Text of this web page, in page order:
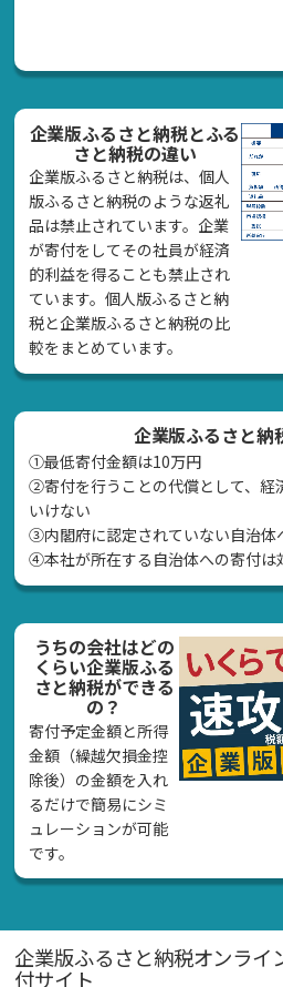
企業版ふるさと納税とふる
さと納税の違い
企業版ふるさと納税は、個人
版ふるさと納税のような返礼
品は禁止されています。企業
が寄付をしてその社員が経済
的利益を得ることも禁止され
ています。個人版ふるさと納
税と企業版ふるさと納税の比
較をまとめています。
企業版ふるさと納
①最低寄付金額は10万円
②寄付を行うことの代償として、経
いけない
➂内閣府に認定されていない自治体
④本社が所在する自治体への寄付は
うちの会社はどの
くらい企業版ふる
さと納税ができる
の？
寄付予定金額と所得
金額（繰越欠損金控
除後）の金額を入れ
るだけで簡易にシミ
ュレーションが可能
です。
企業版ふるさと納税オンライ
付サイト